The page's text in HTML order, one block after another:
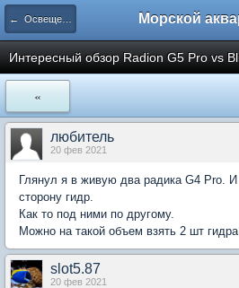
← Освещение морских аквариумов
Интересный обзор Radion G5 Pro vs
«
любитель
20 фев 2021
Глянул я в живую два радика G4 Pro.
сторону гидр.
Как то под ними по другому.
Можно на такой объем взять 2 шт
slot5.87
20 фев 2021